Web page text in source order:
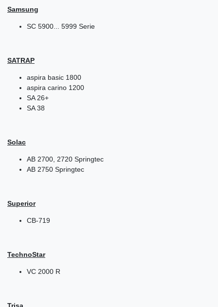
Samsung
SC 5900... 5999 Serie
SATRAP
aspira basic 1800
aspira carino 1200
SA 26+
SA 38
Solac
AB 2700, 2720 Springtec
AB 2750 Springtec
Superior
CB-719
TechnoStar
VC 2000 R